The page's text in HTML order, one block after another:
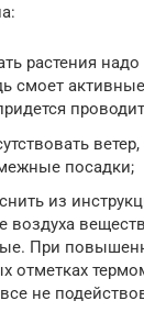
растения надо
смоет
посадки;
из
воздуха
При
отметках
не